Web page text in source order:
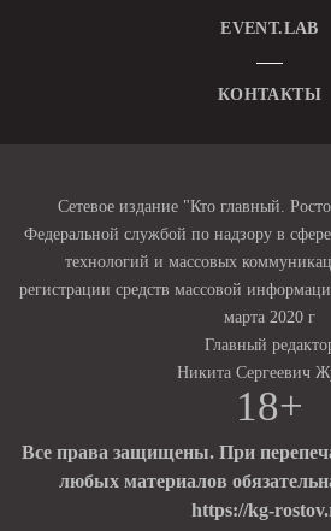
EVENT.LAB
КОНТАКТЫ
Сетевое издание "Кто главный.
Федеральной службой по надзору в
технологий и массовых
регистрации средств массовой
марта 2020 г
Главный
Никита Сергеевич
18+
Все права защищены. При
любых материалов
https://kg-